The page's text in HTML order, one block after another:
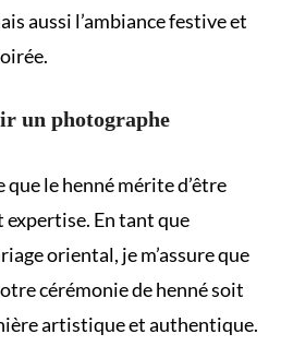
aussi l’ambiance festive et
un photographe
le henné mérite d’être
expertise. En tant que
oriental, je m’assure que
cérémonie de henné soit
artistique et authentique.